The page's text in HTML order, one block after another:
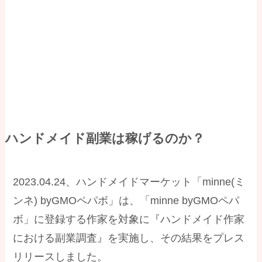
ハンドメイド副業は稼げるのか？
2023.04.24、ハンドメイドマーケット「minne(ミ
ンネ) byGMOペパボ」は、「minne byGMOペパ
ボ」に登録する作家を対象に『ハンドメイド作家
における副業調査』を実施し、その結果をプレス
リリースしました。